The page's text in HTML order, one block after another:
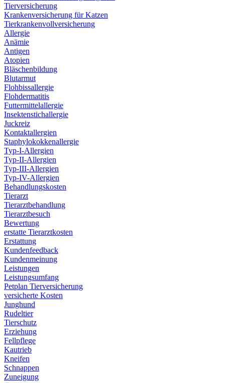
Tierversicherung
Krankenversicherung für Katzen
Tierkrankenvollversicherung
Allergie
Anämie
Antigen
Atopien
Bläschenbildung
Blutarmut
Flohbissallergie
Flohdermatitis
Futtermittelallergie
Insektenstichallergie
Juckreiz
Kontaktallergien
Staphylokokkenallergie
Typ-I-Allergien
Typ-II-Allergien
Typ-III-Allergien
Typ-IV-Allergien
Behandlungskosten
Tierarzt
Tierarztbehandlung
Tierarztbesuch
Bewertung
erstatte Tierarztkosten
Erstattung
Kundenfeedback
Kundenmeinung
Leistungen
Leistungsumfang
Petplan Tierversicherung
versicherte Kosten
Junghund
Rudeltier
Tierschutz
Erziehung
Fellpflege
Kautrieb
Kneifen
Schnappen
Zuneigung